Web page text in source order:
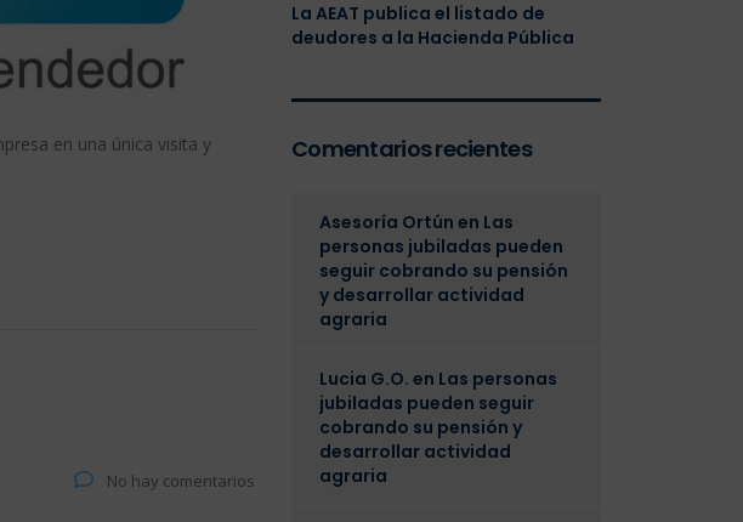
en una única visita y
No hay comentarios
La AEAT publica el listado de
deudores a la Hacienda Pública
Comentarios recientes
Asesoría Ortún en Las
personas jubiladas pueden
seguir cobrando su pensión
y desarrollar actividad
agraria
Lucia G.O. en Las personas
jubiladas pueden seguir
cobrando su pensión y
desarrollar actividad
agraria